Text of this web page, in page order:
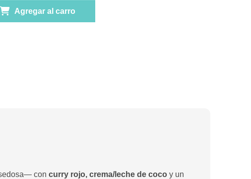
y Coco al Estilo Thai, Vegana, 350 g, Tremus cantidad
Agregar al carro
concurry rojo, crema/leche de coco y un